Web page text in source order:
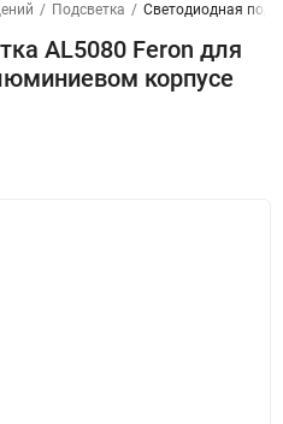
/ Подсветка / Светодиодная
AL5080 Feron для
корпусе